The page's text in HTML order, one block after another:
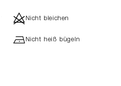
dNicht bleichen
hNicht heiß bügeln